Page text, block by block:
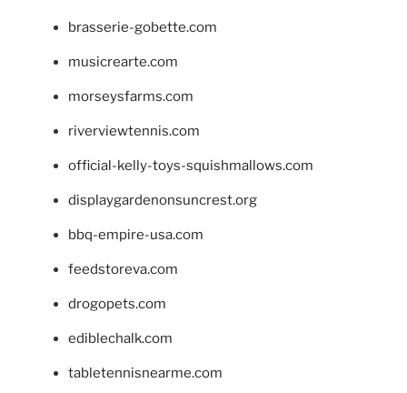
brasserie-gobette.com
musicrearte.com
morseysfarms.com
riverviewtennis.com
official-kelly-toys-squishmallows.com
displaygardenonsuncrest.org
bbq-empire-usa.com
feedstoreva.com
drogopets.com
ediblechalk.com
tabletennisnearme.com